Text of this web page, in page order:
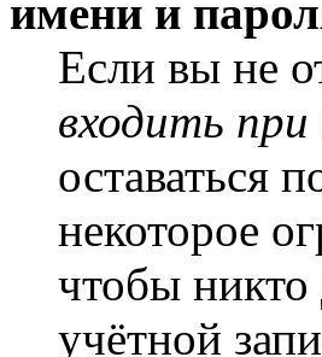
имени и
Если вы не
входить
оставаться
некоторое
чтобы никто
учётной